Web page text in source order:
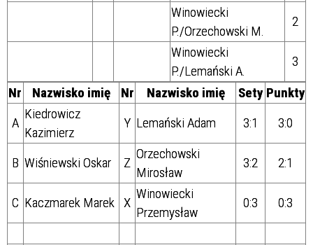
Winowiecki
P./Orzechowski M.
2
Winowiecki
P./Lemański A.
3
Nr
Nazwisko imię Nr Nazwisko imię Sety Punkty
A
Kiedrowicz
Kazimierz
Y Lemański Adam 3:1 3:0
B Wiśniewski Oskar Z
Orzechowski
Mirosław
3:2 2:1
C Kaczmarek Marek X
Winowiecki
Przemysław
0:3 0:3